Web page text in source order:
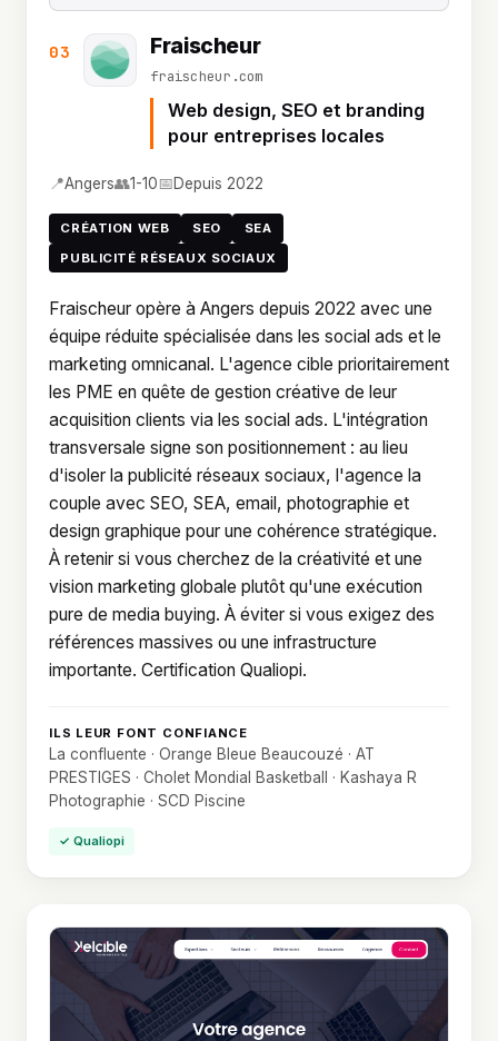
03 Fraischeur
fraischeur.com
Web design, SEO et branding
pour entreprises locales
📍Angers👥1-10📅Depuis 2022
CRÉATION WEB SEO
SEA
PUBLICITÉ RÉSEAUX SOCIAUX
Fraischeur opère à Angers depuis 2022 avec une
équipe réduite spécialisée dans les social ads et le
marketing omnicanal. L'agence cible prioritairement
les PME en quête de gestion créative de leur
acquisition clients via les social ads. L'intégration
transversale signe son positionnement : au lieu
d'isoler la publicité réseaux sociaux, l'agence la
couple avec SEO, SEA, email, photographie et
design graphique pour une cohérence stratégique.
À retenir si vous cherchez de la créativité et une
vision marketing globale plutôt qu'une exécution
pure de media buying. À éviter si vous exigez des
références massives ou une infrastructure
importante. Certification Qualiopi.
ILS LEUR FONT CONFIANCE
La confluente · Orange Bleue Beaucouzé · AT
PRESTIGES · Cholet Mondial Basketball · Kashaya R
Photographie · SCD Piscine
✓ Qualiopi